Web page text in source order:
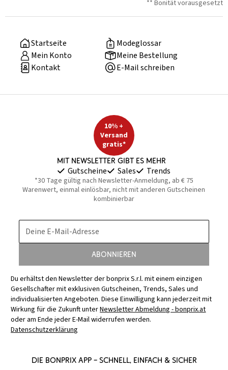
** Bonität vorausgesetzt
Startseite
Modeglossar
Mein Konto
Meine Bestellung
Kontakt
E-Mail schreiben
10% +
Versand
gratis*
Mit Newsletter gibt es mehr
Gutscheine Sales Trends
*30 Tage gültig nach Newsletter-Anmeldung, ab € 75
Warenwert, einmal einlösbar, nicht mit anderen Gutscheinen
kombinierbar
Deine E-Mail-Adresse
Abonnieren
Du erhältst den Newsletter der bonprix S.r.l. mit einem einzigen
Gesellschafter mit exklusiven Gutscheinen, Trends, Sales und
individualisierten Angeboten. Diese Einwilligung kann jederzeit mit
Wirkung für die Zukunft unterNewsletter Abmeldung - bonprix.at
oder am Ende jeder E-Mail widerrufen werden.
Datenschutzerklärung
Die bonprix App – schnell, einfach & sicher